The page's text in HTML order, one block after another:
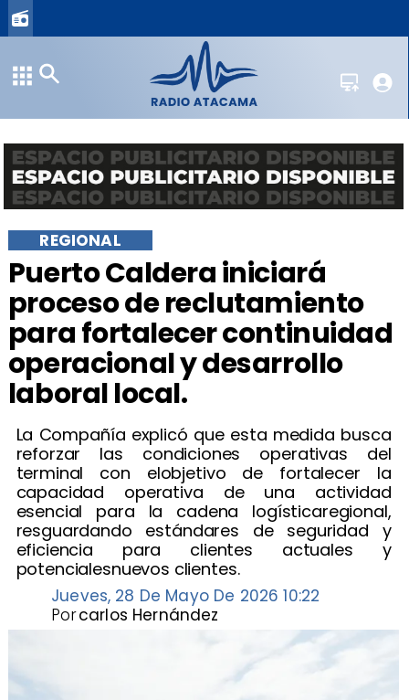
​Puerto Caldera iniciará
proceso de reclutamiento
para fortalecer continuidad
operacional y desarrollo
laboral local.
​La Compañía explicó que esta medida busca
reforzar las condiciones operativas del
terminal con elobjetivo de fortalecer la
capacidad operativa de una actividad
esencial para la cadena logísticaregional,
resguardando estándares de seguridad y
eficiencia para clientes actuales y
potencialesnuevos clientes.
REGIONAL
Jueves, 28 De Mayo De 2026 10:22
carlos Hernández
Por